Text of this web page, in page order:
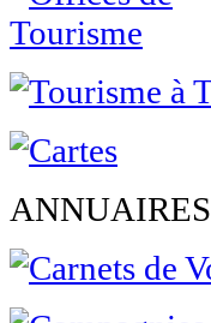
ANNUAIRES